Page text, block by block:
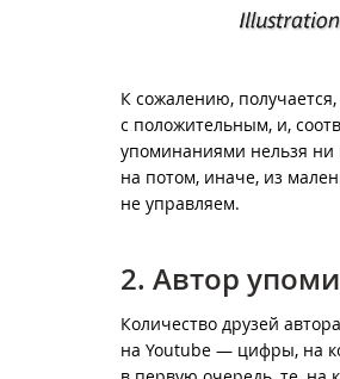
К сожалению,
с положительным, и,
упоминаниями нельзя ни
на потом, иначе, из
не управляем.
2. Автор
Количество друзей
на Youtube — цифры, на